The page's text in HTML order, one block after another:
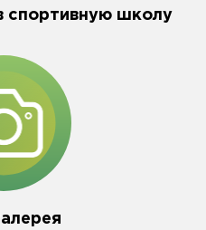
спортивную школу